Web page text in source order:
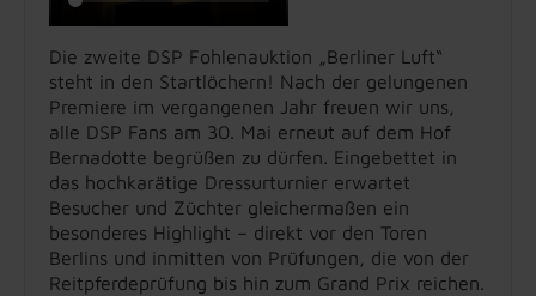
Die zweite DSP Fohlenauktion „Berliner Luft“
steht in den Startlöchern! Nach der gelungenen
Premiere im vergangenen Jahr freuen wir uns,
alle DSP Fans am 30. Mai erneut auf dem Hof
Bernadotte begrüßen zu dürfen. Eingebettet in
das hochkarätige Dressurturnier erwartet
Besucher und Züchter gleichermaßen ein
besonderes Highlight – direkt vor den Toren
Berlins und inmitten von Prüfungen, die von der
Reitpferdeprüfung bis hin zum Grand Prix reichen.